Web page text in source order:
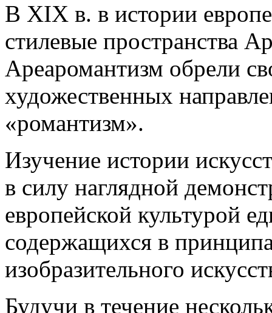
В XIX в. в истории
стилевые пространства
Ареаромантизм обрели
художественных
«романтизм».
Изучение истории
в силу наглядной
европейской культурой
содержащихся в
изобразительного
Будучи в течение